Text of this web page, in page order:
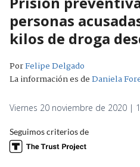
personas
kilos de droga
PorFelipe Delgado
La información es deDaniela
Viernes 20 noviembre de 2020 |
Seguimos criterios de